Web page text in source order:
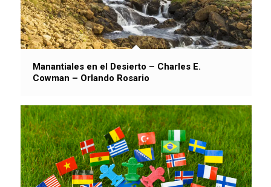
Manantiales en el Desierto – Charles E.
Cowman – Orlando Rosario